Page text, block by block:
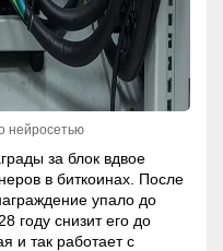
нейросетью
за блок вдвое
в биткоинах. После
упало до
году снизит его до
и так работает с